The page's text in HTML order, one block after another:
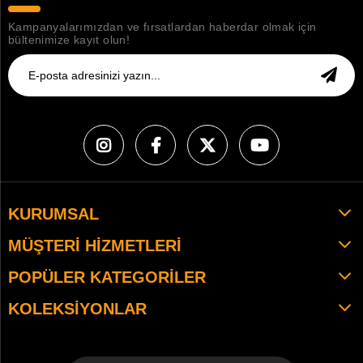
Kampanyalarımızdan ve fırsatlardan haberdar olmak için
bültenimize kayıt olun!
KURUMSAL
MÜŞTERI HIZMETLERI
POPÜLER KATEGORILER
KOLEKSIYONLAR